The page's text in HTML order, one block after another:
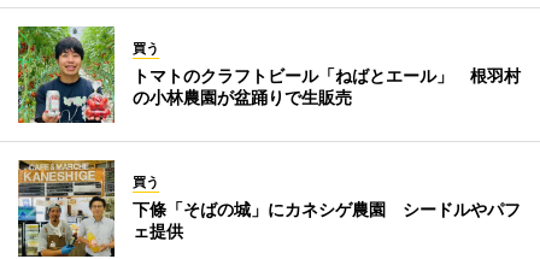
買う
トマトのクラフトビール「ねばとエール」 根羽村
の小林農園が盆踊りで生販売
買う
下條「そばの城」にカネシゲ農園 シードルやパフ
ェ提供